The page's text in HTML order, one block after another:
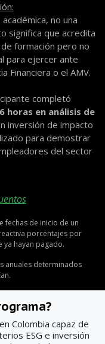
no una
significa que acredita
formación pero no
para ejercer ante
Financiera o el AMV.
completó
horas en análisis de
inversión de impacto
para demostrar
del sector
fechas de inicio de un
porcentajes por
hayan pagado.
anuales determinados
Colombia capaz de
ESG e inversión